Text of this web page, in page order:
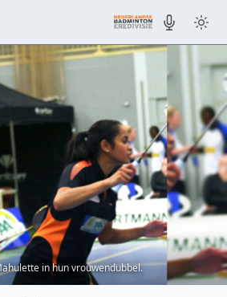
in hun vrouwendubbel.